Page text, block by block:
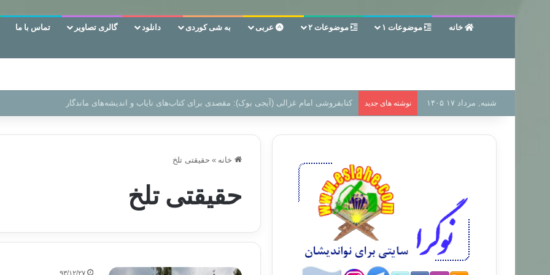
خانه موضوعات ۱ موضوعات ۲ عربی به شی کوردی دانلود گالری تصاویر تماس با ما
شنبه, مرداد ۱۷ ۱۴۰۵ نوشته های جدید سر دفتر فساد در زمین‌، دوری وکناره‌گیری از راه خداست‌!
خانه » حقیقتی تلخ
حقیقتی تلخ
۹۳/۱۲/۲۷